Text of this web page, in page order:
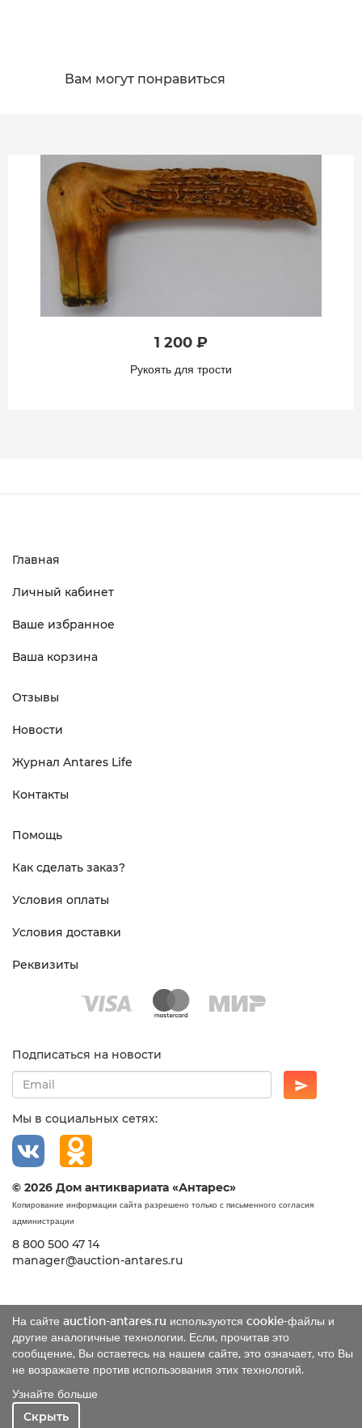
Вам могут понравиться
1 200 ₽
Рукоять для трости
На сайте auction-antares.ru используются cookie-файлы и
другие аналогичные технологии. Если, прочитав это
сообщение, Вы остаетесь на нашем сайте, это означает, что Вы
не возражаете против использования этих технологий.
Узнайте больше
Скрыть
Главная
Личный кабинет
Ваше избранное
Ваша корзина
Отзывы
Новости
Журнал Antares Life
Контакты
Помощь
Как сделать заказ?
Условия оплаты
Условия доставки
Реквизиты
Подписаться на новости
Мы в социальных сетях:
© 2026 Дом антиквариата «Антарес»
Копирование информации сайта разрешено только с письменного согласия
администрации
8 800 500 47 14
manager@auction-antares.ru